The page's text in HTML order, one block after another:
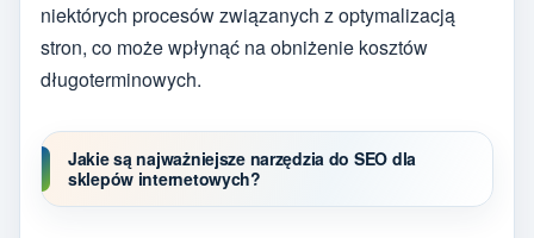
niektórych procesów związanych z optymalizacją
stron, co może wpłynąć na obniżenie kosztów
długoterminowych.
Jakie są najważniejsze narzędzia do SEO dla
sklepów internetowych?